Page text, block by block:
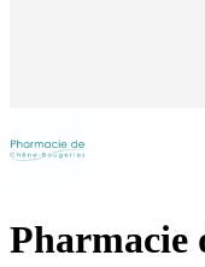
Pharmacie